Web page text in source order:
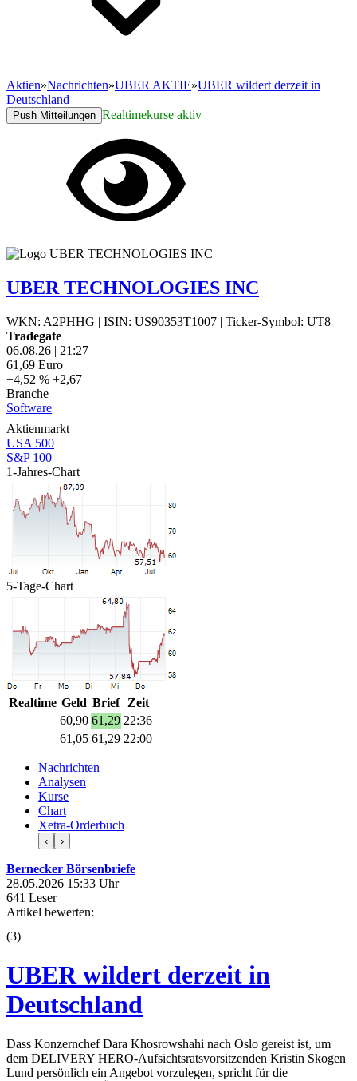
Aktien»Nachrichten»UBER AKTIE»UBER wildert derzeit in
Deutschland
Push Mitteilungen Realtimekurse aktiv
UBER TECHNOLOGIES INC
WKN: A2PHHG | ISIN: US90353T1007 | Ticker-Symbol: UT8
Tradegate
06.08.26 | 21:27
61,69 Euro
+4,52 % +2,67
Branche
Software
Aktienmarkt
USA 500
S&P 100
1-Jahres-Chart
5-Tage-Chart
Realtime Geld Brief
Zeit
60,90 61,29 22:36
61,05 61,29 22:00
Nachrichten
Analysen
Kurse
Chart
Xetra-Orderbuch
‹ ›
Bernecker Börsenbriefe
28.05.2026 15:33 Uhr
641 Leser
Artikel bewerten:
(3)
UBER wildert derzeit in
Deutschland
Dass Konzernchef Dara Khosrowshahi nach Oslo gereist ist, um
dem DELIVERY HERO-Aufsichtsratsvorsitzenden Kristin Skogen
Lund persönlich ein Angebot vorzulegen, spricht für die